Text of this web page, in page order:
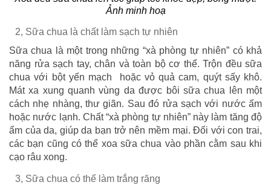
Ảnh minh hoạ
2, Sữa chua là chất làm sạch tự nhiên
Sữa chua là một trong những “xà phòng tự nhiên” có khả
năng rửa sạch tay, chân và toàn bộ cơ thể. Trộn đều sữa
chua với bột yến mạch hoặc vỏ quả cam, quýt sấy khô.
Mát xa xung quanh vùng da được bôi sữa chua lên một
cách nhẹ nhàng, thư giãn. Sau đó rửa sạch với nước ấm
hoặc nước lạnh. Chất “xà phòng tự nhiên” này làm tăng độ
ẩm của da, giúp da bạn trở nên mềm mại. Đối với con trai,
các bạn cũng có thể xoa sữa chua vào phần cằm sau khi
cạo râu xong.
3, Sữa chua có thể làm trắng răng